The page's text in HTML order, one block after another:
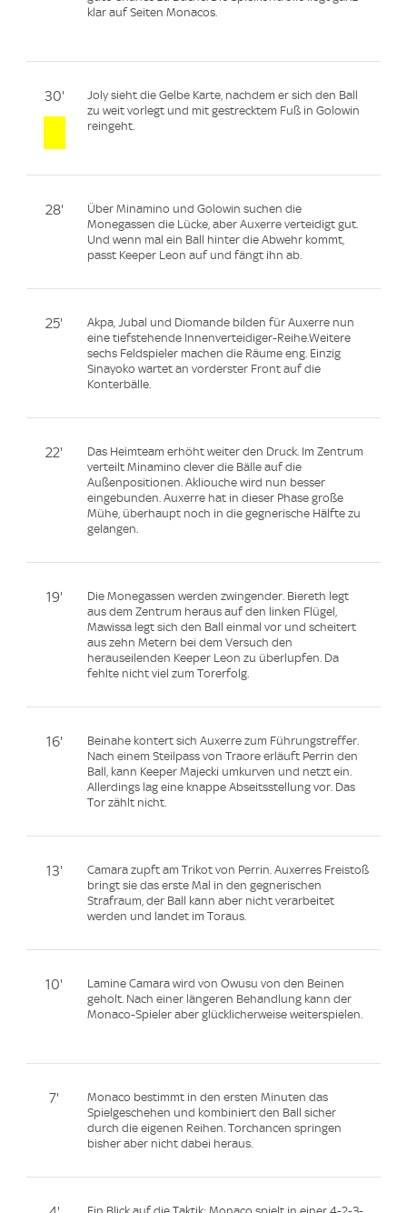
klar auf Seiten Monacos.
30'
Joly sieht die Gelbe Karte, nachdem er sich den Ball
zu weit vorlegt und mit gestrecktem Fuß in Golowin
reingeht.
28'
Über Minamino und Golowin suchen die
Monegassen die Lücke, aber Auxerre verteidigt gut.
Und wenn mal ein Ball hinter die Abwehr kommt,
passt Keeper Leon auf und fängt ihn ab.
25'
Akpa, Jubal und Diomande bilden für Auxerre nun
eine tiefstehende Innenverteidiger-Reihe.Weitere
sechs Feldspieler machen die Räume eng. Einzig
Sinayoko wartet an vorderster Front auf die
Konterbälle.
22'
Das Heimteam erhöht weiter den Druck. Im Zentrum
verteilt Minamino clever die Bälle auf die
Außenpositionen. Akliouche wird nun besser
eingebunden. Auxerre hat in dieser Phase große
Mühe, überhaupt noch in die gegnerische Hälfte zu
gelangen.
19'
Die Monegassen werden zwingender. Biereth legt
aus dem Zentrum heraus auf den linken Flügel,
Mawissa legt sich den Ball einmal vor und scheitert
aus zehn Metern bei dem Versuch den
herauseilenden Keeper Leon zu überlupfen. Da
fehlte nicht viel zum Torerfolg.
16'
Beinahe kontert sich Auxerre zum Führungstreffer.
Nach einem Steilpass von Traore erläuft Perrin den
Ball, kann Keeper Majecki umkurven und netzt ein.
Allerdings lag eine knappe Abseitsstellung vor. Das
Tor zählt nicht.
13'
Camara zupft am Trikot von Perrin. Auxerres Freistoß
bringt sie das erste Mal in den gegnerischen
Strafraum, der Ball kann aber nicht verarbeitet
werden und landet im Toraus.
10'
Lamine Camara wird von Owusu von den Beinen
geholt. Nach einer längeren Behandlung kann der
Monaco-Spieler aber glücklicherweise weiterspielen.
7'
Monaco bestimmt in den ersten Minuten das
Spielgeschehen und kombiniert den Ball sicher
durch die eigenen Reihen. Torchancen springen
bisher aber nicht dabei heraus.